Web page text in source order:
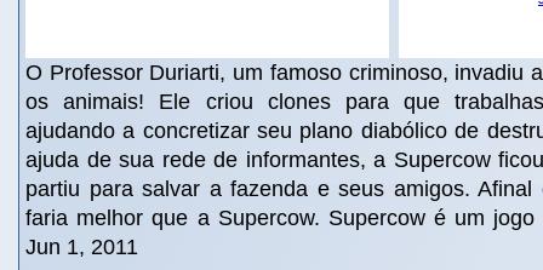
O Professor Duriarti, um famoso criminoso, invadiu
os animais! Ele criou clones para que
ajudando a concretizar seu plano diabólico de
ajuda de sua rede de informantes, a Supercow
partiu para salvar a fazenda e seus amigos. Afinal
faria melhor que a Supercow. Supercow é um
Jun 1, 2011